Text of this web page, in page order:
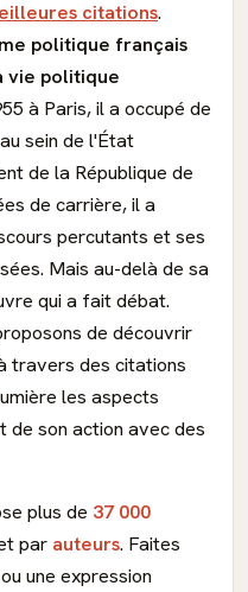
citations.
politique français
vie politique
à Paris, il a occupé de
sein de l'État
de la République de
de carrière, il a
percutants et ses
Mais au-delà de sa
qui a fait débat.
de découvrir
travers des citations
les aspects
de son action avec des
plus de 37 000
par auteurs. Faites
une expression